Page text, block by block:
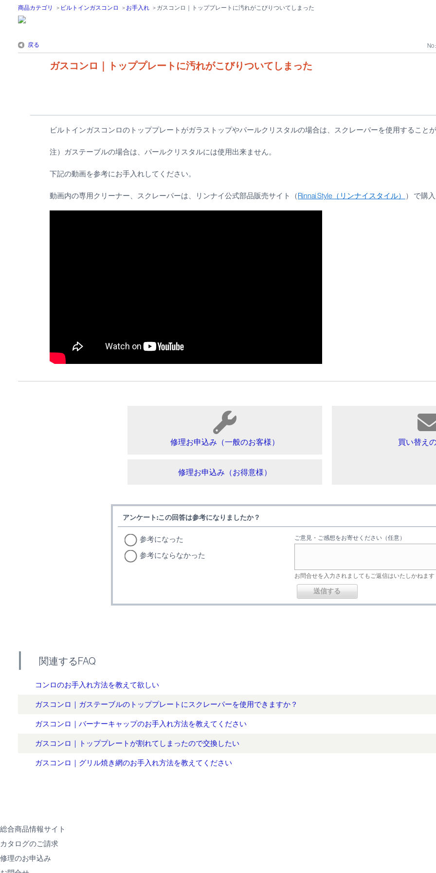
商品カテゴリ > ビルトインガスコンロ > お手入れ > ガスコンロ｜トッププレートに汚れがこびりついてしまった
戻る No
ガスコンロ｜トッププレートに汚れがこびりついてしまった
ビルトインガスコンロのトッププレートがガラストップやパールクリスタルの場合は、スクレーパーを使用すること
注）ガステーブルの場合は、パールクリスタルには使用出来ません。
下記の動画を参考にお手入れしてください。
動画内の専用クリーナー、スクレーパーは、リンナイ公式部品販売サイト（Rinnai Style（リンナイスタイル） ） で購
修理お申込み（一般のお客様）
修理お申込み（お得意様）
買い替え
アンケート:この回答は参考になりましたか？
参考になった
参考にならなかった
ご意見・ご感想をお寄せください（任意）
お問合せを入力されましてもご返信はいたしかねます
関連するFAQ
コンロのお手入れ方法を教えて欲しい
ガスコンロ｜ガステーブルのトッププレートにスクレーパーを使用できますか？
ガスコンロ｜バーナーキャップのお手入れ方法を教えてください
ガスコンロ｜トッププレートが割れてしまったので交換したい
ガスコンロ｜グリル焼き網のお手入れ方法を教えてください
総合商品情報サイト
カタログのご請求
修理のお申込み